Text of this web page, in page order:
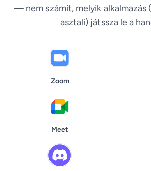
— nem számít, melyik alkalmazás
asztali) játssza le a
Zoom
Meet